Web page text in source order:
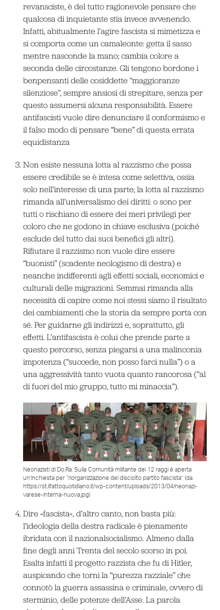
revansciste, è del tutto ragionevole pensare che
qualcosa di inquietante stia invece avvenendo.
Infatti, abitualmente l’agire fascista si mimetizza e
si comporta come un camaleonte: getta il sasso
mentre nasconde la mano; cambia colore a
seconda delle circostanze. Gli tengono bordone i
benpensanti delle cosiddette “maggioranze
silenziose”, sempre ansiosi di strepitare, senza per
questo assumersi alcuna responsabilità. Essere
antifascisti vuole dire denunciare il conformismo e
il falso modo di pensare “bene” di questa errata
equidistanza
Non esiste nessuna lotta al razzismo che possa
essere credibile se è intesa come selettiva, ossia
solo nell’interesse di una parte; la lotta al razzismo
rimanda all’universalismo dei diritti: o sono per
tutti o rischiano di essere dei meri privilegi per
coloro che ne godono in chiave esclusiva (poiché
esclude del tutto dai suoi benefici gli altri).
Rifiutare il razzismo non vuole dire essere
“buonisti” (scadente neologismo di destra) e
neanche indifferenti agli effetti sociali, economici e
culturali delle migrazioni. Semmai rimanda alla
necessità di capire come noi stessi siamo il risultato
dei cambiamenti che la storia da sempre porta con
sé. Per guidarne gli indirizzi e, soprattutto, gli
effetti. L’antifascista è colui che prende parte a
questo percorso, senza piegarsi a una malinconia
impotenza (“succede, non posso farci nulla”) o a
una aggressività tanto vuota quanto rancorosa (“al
di fuori del mio gruppo, tutto mi minaccia”).
Neonazisti di Do.Ra. Sulla Comunità militante dei 12 raggi è aperta
un’inchiesta per “riorganizzazione del disciolto partito fascista” (da
https://st.ilfattoquotidiano.it/wp-content/uploads/2013/04/neonazi-
varese-interna-nuova.jpg)
Dire «fascista», d’altro canto, non basta più:
l’ideologia della destra radicale è pienamente
ibridata con il nazionalsocialismo. Almeno dalla
fine degli anni Trenta del secolo scorso in poi.
Esalta infatti il progetto razzista che fu di Hitler,
auspicando che torni la “purezza razziale” che
connotò la guerra assassina e criminale, ovvero di
sterminio, delle potenze dell’Asse. La parola